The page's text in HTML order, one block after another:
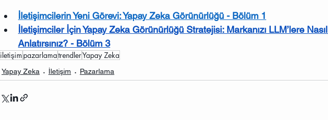
İletişimcilerin Yeni Görevi: Yapay Zeka Görünürlüğü - Bölüm 1
İletişimciler İçin Yapay Zeka Görünürlüğü Stratejisi: Markanızı LLM’lere Nasıl
Anlatırsınız? - Bölüm 3
iletişim pazarlamatrendlerYapay Zeka
Yapay Zeka İletişim Pazarlama